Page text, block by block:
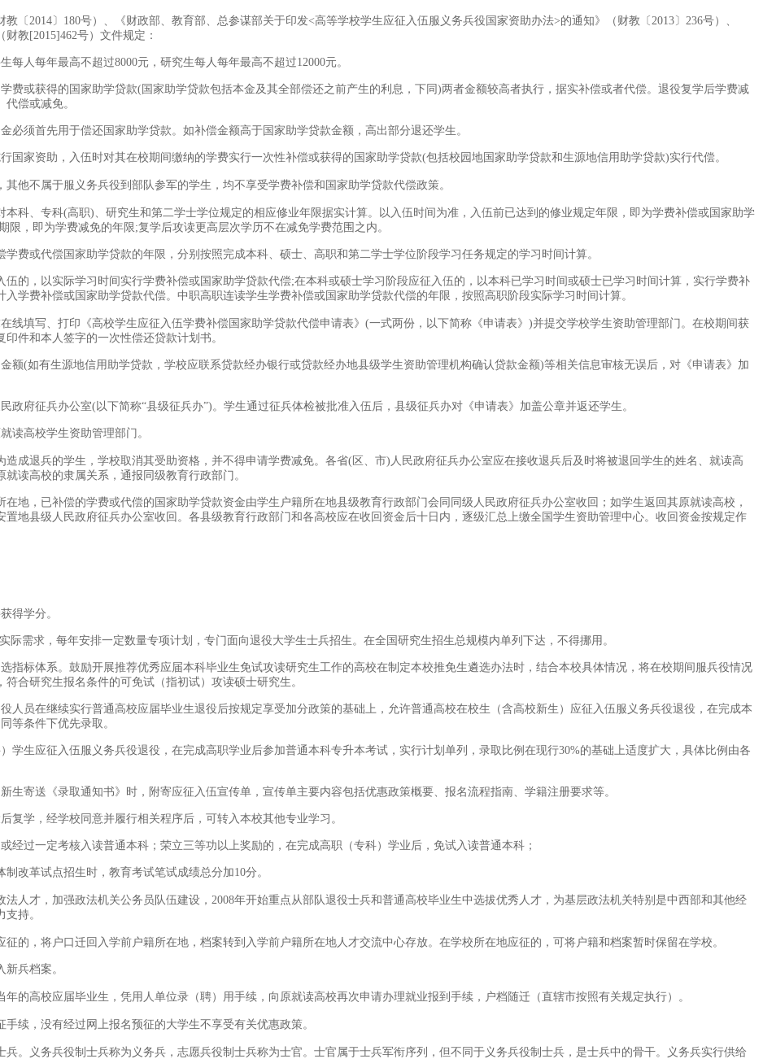
〔2014〕180号）、《财政部、教育部、总参谋部关于印发<高等学校学生应征入伍服义务兵役国家资助办法>的通知》（财教〔2013〕236号）、
教[2015]462号）文件规定：
每人每年最高不超过8000元，研究生每人每年最高不超过12000元。
费或获得的国家助学贷款(国家助学贷款包括本金及其全部偿还之前产生的利息，下同)两者金额较高者执行，据实补偿或者代偿。退役复学后学费减
偿或减免。
必须首先用于偿还国家助学贷款。如补偿金额高于国家助学贷款金额，高出部分退还学生。
国家资助，入伍时对其在校期间缴纳的学费实行一次性补偿或获得的国家助学贷款(包括校园地国家助学贷款和生源地信用助学贷款)实行代偿。
他不属于服义务兵役到部队参军的学生，均不享受学费补偿和国家助学贷款代偿政策。
科、专科(高职)、研究生和第二学士学位规定的相应修业年限据实计算。以入伍时间为准，入伍前已达到的修业规定年限，即为学费补偿或国家助学
，即为学费减免的年限;复学后攻读更高层次学历不在减免学费范围之内。
费或代偿国家助学贷款的年限，分别按照完成本科、硕士、高职和第二学士学位阶段学习任务规定的学习时间计算。
的，以实际学习时间实行学费补偿或国家助学贷款代偿;在本科或硕士学习阶段应征入伍的，以本科已学习时间或硕士已学习时间计算，实行学费补
学费补偿或国家助学贷款代偿。中职高职连读学生学费补偿或国家助学贷款代偿的年限，按照高职阶段实际学习时间计算。
线填写、打印《高校学生应征入伍学费补偿国家助学贷款代偿申请表》(一式两份，以下简称《申请表》)并提交学校学生资助管理部门。在校期间获
件和本人签字的一次性偿还贷款计划书。
额(如有生源地信用助学贷款，学校应联系贷款经办银行或贷款经办地县级学生资助管理机构确认贷款金额)等相关信息审核无误后，对《申请表》加
政府征兵办公室(以下简称“县级征兵办”)。学生通过征兵体检被批准入伍后，县级征兵办对《申请表》加盖公章并返还学生。
读高校学生资助管理部门。
成退兵的学生，学校取消其受助资格，并不得申请学费减免。各省(区、市)人民政府征兵办公室应在接收退兵后及时将被退回学生的姓名、就读高
读高校的隶属关系，通报同级教育行政部门。
地，已补偿的学费或代偿的国家助学贷款资金由学生户籍所在地县级教育行政部门会同同级人民政府征兵办公室收回；如学生返回其原就读高校，
地县级人民政府征兵办公室收回。各县级教育行政部门和各高校应在收回资金后十日内，逐级汇总上缴全国学生资助管理中心。收回资金按规定作
得学分。
际需求，每年安排一定数量专项计划，专门面向退役大学生士兵招生。在全国研究生招生总规模内单列下达，不得挪用。
指标体系。鼓励开展推荐优秀应届本科毕业生免试攻读研究生工作的高校在制定本校推免生遴选办法时，结合本校具体情况，将在校期间服兵役情况
合研究生报名条件的可免试（指初试）攻读硕士研究生。
人员在继续实行普通高校应届毕业生退役后按规定享受加分政策的基础上，允许普通高校在校生（含高校新生）应征入伍服义务兵役退役，在完成本
等条件下优先录取。
学生应征入伍服义务兵役退役，在完成高职学业后参加普通本科专升本考试，实行计划单列，录取比例在现行30%的基础上适度扩大，具体比例由各
生寄送《录取通知书》时，附寄应征入伍宣传单，宣传单主要内容包括优惠政策概要、报名流程指南、学籍注册要求等。
复学，经学校同意并履行相关程序后，可转入本校其他专业学习。
经过一定考核入读普通本科；荣立三等功以上奖励的，在完成高职（专科）学业后，免试入读普通本科；
改革试点招生时，教育考试笔试成绩总分加10分。
人才，加强政法机关公务员队伍建设，2008年开始重点从部队退役士兵和普通高校毕业生中选拔优秀人才，为基层政法机关特别是中西部和其他经
持。
的，将户口迁回入学前户籍所在地，档案转到入学前户籍所在地人才交流中心存放。在学校所在地应征的，可将户籍和档案暂时保留在学校。
兵档案。
的高校应届毕业生，凭用人单位录（聘）用手续，向原就读高校再次申请办理就业报到手续，户档随迁（直辖市按照有关规定执行）。
续，没有经过网上报名预征的大学生不享受有关优惠政策。
。义务兵役制士兵称为义务兵，志愿兵役制士兵称为士官。士官属于士兵军衔序列，但不同于义务兵役制士兵，是士兵中的骨干。义务兵实行供给